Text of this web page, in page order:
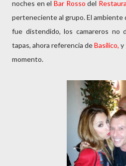
noches en el Bar Rossodel
perteneciente al grupo. El ambiente
fue distendido, los camareros no
tapas, ahora referencia deBasílico, y
momento.